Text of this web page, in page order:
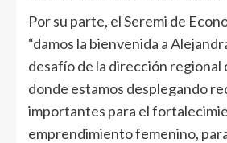
Por su parte, el Seremi de
“damos la bienvenida a
desafío de la dirección regional
donde estamos desplegando
importantes para el
emprendimiento femenino,